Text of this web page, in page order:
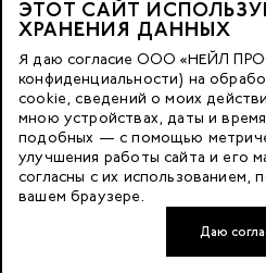
2023 © OOO «Нейл Профешнл».
Все права защищены.
Разработка сайта — FACE
Москва, м. Калужская,
ул. Бутлерова д. 17
«БЦ Нео Гео»^
этаж. 3, офис 3079
ЭТОТ САЙТ
ХРАНЕНИЯ ДАННЫХ
Я даю согласие ООО «НЕЙЛ
конфиденциальности) на
cookie, сведений о моих
мною устройствах, даты и
подобных — с помощью
улучшения работы сайта и его
согласны с их использованием,
вашем браузере.
Даю